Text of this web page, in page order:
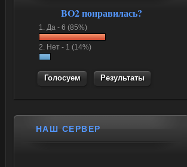
BO2 понравилась?
1. Да - 6 (85%)
2. Нет - 1 (14%)
Результаты
НАШ СЕРВЕР